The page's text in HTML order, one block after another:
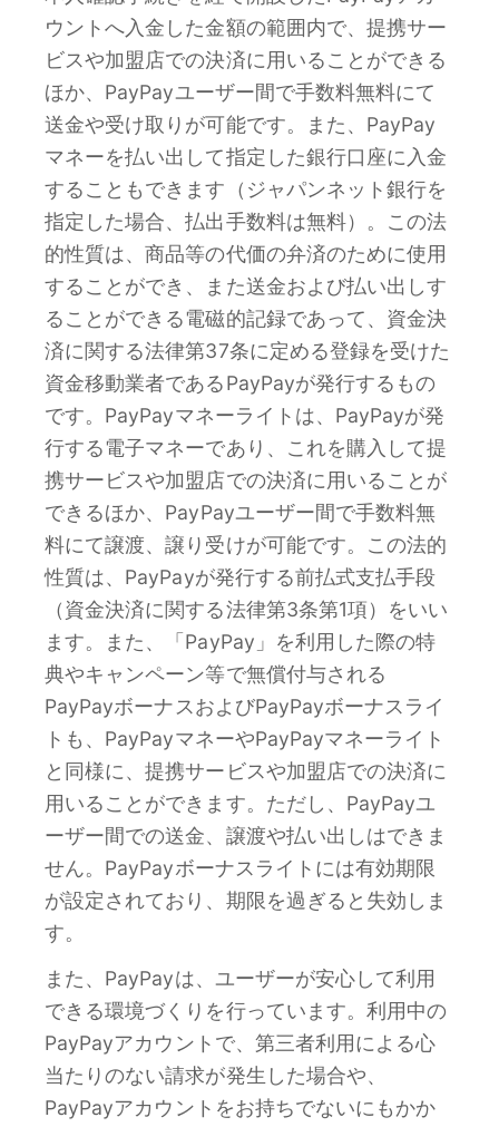
ウントへ入金した金額の範囲内で、提携サー
ビスや加盟店での決済に用いることができる
ほか、PayPayユーザー間で手数料無料にて
送金や受け取りが可能です。また、PayPay
マネーを払い出して指定した銀行口座に入金
することもできます（ジャパンネット銀行を
指定した場合、払出手数料は無料）。この法
的性質は、商品等の代価の弁済のために使用
することができ、また送金および払い出しす
ることができる電磁的記録であって、資金決
済に関する法律第37条に定める登録を受けた
資金移動業者であるPayPayが発行するもの
です。PayPayマネーライトは、PayPayが発
行する電子マネーであり、これを購入して提
携サービスや加盟店での決済に用いることが
できるほか、PayPayユーザー間で手数料無
料にて譲渡、譲り受けが可能です。この法的
性質は、PayPayが発行する前払式支払手段
（資金決済に関する法律第3条第1項）をいい
ます。また、「PayPay」を利用した際の特
典やキャンペーン等で無償付与される
PayPayボーナスおよびPayPayボーナスライ
トも、PayPayマネーやPayPayマネーライト
と同様に、提携サービスや加盟店での決済に
用いることができます。ただし、PayPayユ
ーザー間での送金、譲渡や払い出しはできま
せん。PayPayボーナスライトには有効期限
が設定されており、期限を過ぎると失効しま
す。
また、PayPayは、ユーザーが安心して利用
できる環境づくりを行っています。利用中の
PayPayアカウントで、第三者利用による心
当たりのない請求が発生した場合や、
PayPayアカウントをお持ちでないにもかか